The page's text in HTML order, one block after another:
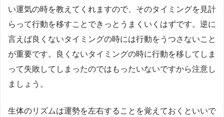
い運気の時を教えてくれますので、そのタイミングを見計
らって行動を移すことできっとうまくいくはずです。逆に
言えば良くないタイミングの時には行動をうつさないこと
が重要です。良くないタイミングの時に行動を移してしま
って失敗してしまったのではもったいないですから注意し
ましょう。
生体のリズムは運勢を左右することを覚えておくといいで